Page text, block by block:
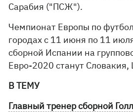
Сарабия ("ПСЖ").
Чемпионат Европы по
городах с 11 июня по 11
сборной Испании на
Евро-2020 станут
В ТЕМУ
Главный тренер сборной